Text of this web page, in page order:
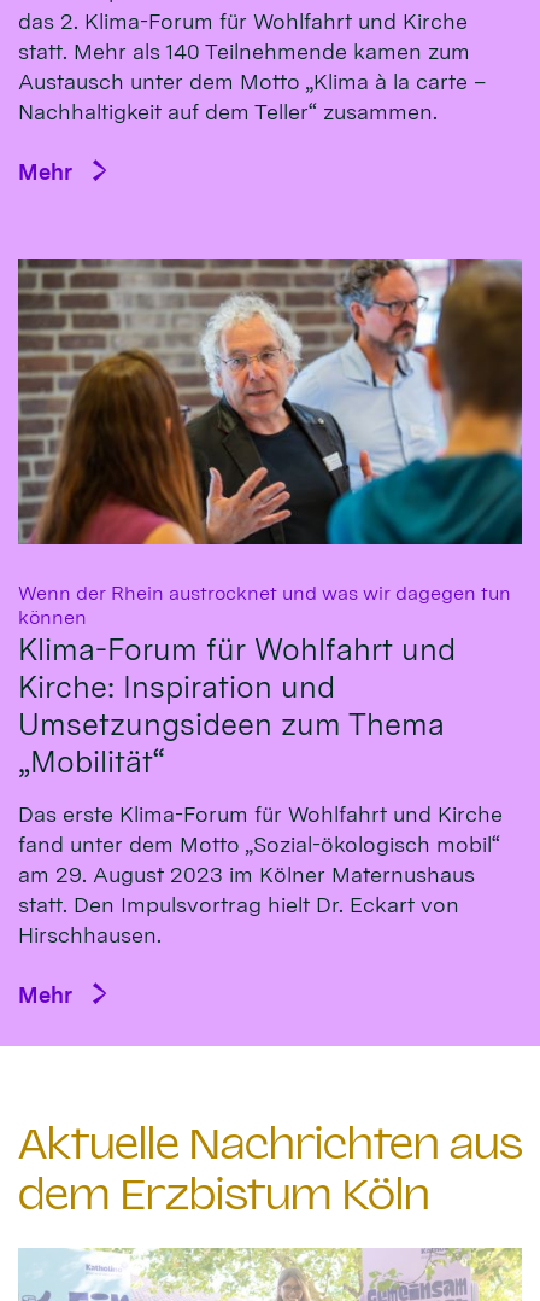
das 2. Klima-Forum für Wohlfahrt und Kirche
statt. Mehr als 140 Teilnehmende kamen zum
Austausch unter dem Motto „Klima à la carte –
Nachhaltigkeit auf dem Teller“ zusammen.
Mehr
Wenn der Rhein austrocknet und was wir dagegen tun
können
Klima-Forum für Wohlfahrt und
Kirche: Inspiration und
Umsetzungsideen zum Thema
„Mobilität“
Das erste Klima-Fo­rum für Wohl­fahrt und Kirche
fand un­ter dem Mot­to „So­zial-öko­logisch mo­bil“
am 29. Au­gust 2023 im Köl­ner Ma­ternus­haus
statt. Den Impulsvortrag hielt Dr. Eckart von
Hirsch­hausen.
Mehr
Aktuelle Nachrichten aus
dem Erzbistum Köln